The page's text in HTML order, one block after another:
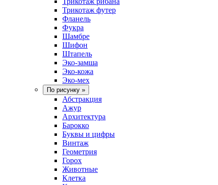
Трикотаж футер
Фланель
Фукра
Шамбре
Шифон
Штапель
Эко-замша
Эко-кожа
Эко-мех
По рисунку »
Абстракция
Ажур
Архитектура
Барокко
Буквы и цифры
Винтаж
Геометрия
Горох
Животные
Клетка